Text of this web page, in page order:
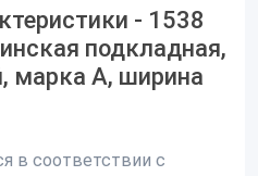
- 1538
подкладная,
марка А, ширина
в соответствии с